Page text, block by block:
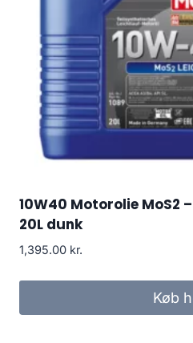
10W40 Motorolie MoS2
20L dunk
1,395.00 kr.
Køb